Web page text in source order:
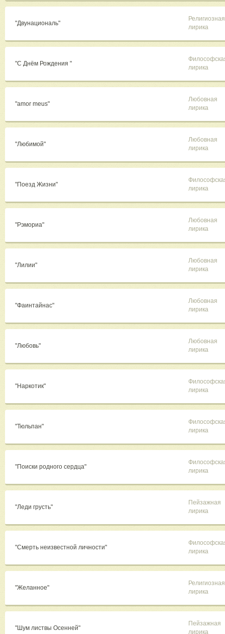
"Двунациональ"
Религиозная
лирика
"С Днём Рождения "
лирика
"amor meus"
Любовная
лирика
"Любимой"
Любовная
лирика
"Поезд Жизни"
лирика
"Рэмориа"
Любовная
лирика
"Лилии"
Любовная
лирика
"Фаинтайнас"
Любовная
лирика
"Любовь"
Любовная
лирика
"Наркотик"
лирика
"Тюльпан"
лирика
"Поиски родного сердца"
лирика
"Леди грусть"
Пейзажная
лирика
"Смерть неизвестной личности"
лирика
"Желанное"
Религиозная
лирика
"Шум листвы Осенней"
Пейзажная
лирика